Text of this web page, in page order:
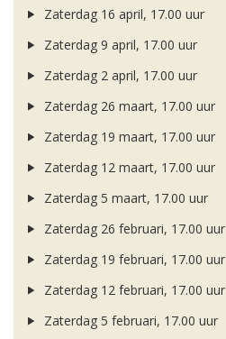
Zaterdag 16 april, 17.00 uur
Zaterdag 9 april, 17.00 uur
Zaterdag 2 april, 17.00 uur
Zaterdag 26 maart, 17.00 uur
Zaterdag 19 maart, 17.00 uur
Zaterdag 12 maart, 17.00 uur
Zaterdag 5 maart, 17.00 uur
Zaterdag 26 februari, 17.00 uur
Zaterdag 19 februari, 17.00 uur
Zaterdag 12 februari, 17.00 uur
Zaterdag 5 februari, 17.00 uur